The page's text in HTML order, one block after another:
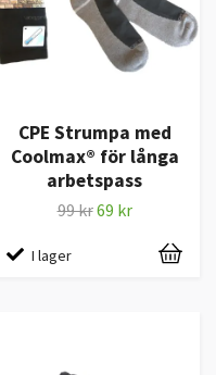
CPE Strumpa med
Coolmax® för långa
arbetspass
99 kr69 kr
I lager